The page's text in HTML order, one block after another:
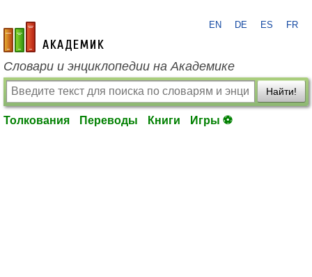
academic.ru
EN DE ES FR
Словари и энциклопедии на Академике
Найти!
Толкования Переводы Книги Игры ⚽